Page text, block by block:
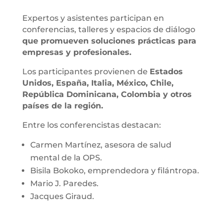
Expertos y asistentes participan en
conferencias, talleres y espacios de diálogo
que promueven soluciones prácticas para
empresas y profesionales.
Los participantes provienen de Estados
Unidos, España, Italia, México, Chile,
República Dominicana, Colombia y otros
países de la región.
Entre los conferencistas destacan:
Carmen Martínez, asesora de salud
mental de la OPS.
Bisila Bokoko, emprendedora y filántropa.
Mario J. Paredes.
Jacques Giraud.